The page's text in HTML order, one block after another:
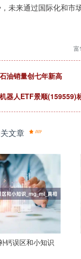
未来通过国际化和市
富
油销量创七年新高
器人ETF景顺(159559)
文章
钙误区和小知识